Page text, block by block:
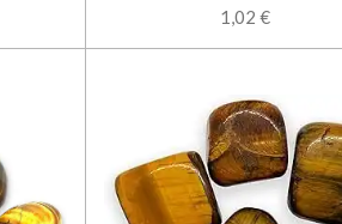
1,02 €